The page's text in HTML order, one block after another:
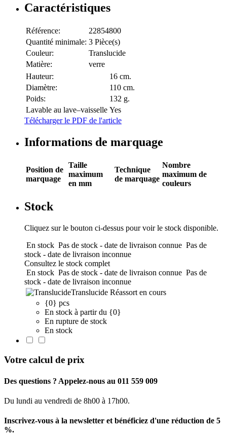
Caractéristiques
Référence:
22854800
Quantité minimale: 3 Pièce(s)
Couleur:
Translucide
Matière:
verre
Hauteur:
16 cm.
Diamètre:
110 cm.
Poids:
132 g.
Lavable au lave–vaisselle Yes
Télécharger le PDF de l'article
Informations de marquage
Position de
marquage
Taille
maximum
en mm
Technique
de marquage
Nombre
maximum de
couleurs
Stock
Cliquez sur le bouton ci-dessus pour voir le stock disponible.
En stock Pas de stock - date de livraison connue Pas de
stock - date de livraison inconnue
Consultez le stock complet
En stock Pas de stock - date de livraison connue Pas de
stock - date de livraison inconnue
Translucide Réassort en cours
{0} pcs
En stock à partir du {0}
En rupture de stock
En stock
Votre calcul de prix
Des questions ? Appelez-nous au 011 559 009
Du lundi au vendredi de 8h00 à 17h00.
Inscrivez-vous à la newsletter et bénéficiez d'une réduction de 5
%.